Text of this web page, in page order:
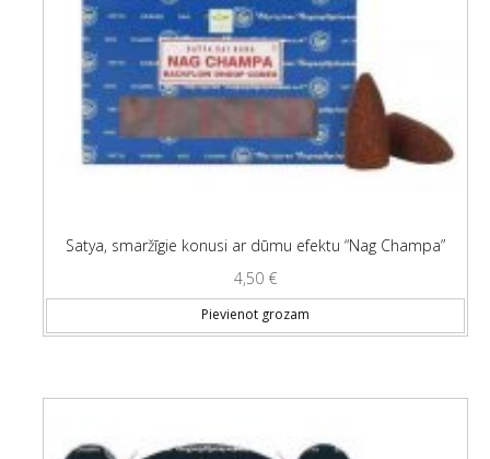
Satya, smaržīgie konusi ar dūmu efektu “Nag Champa”
4,50 €
Pievienot grozam